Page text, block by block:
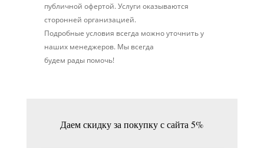
публичной офертой. Услуги оказываются
сторонней организацией.
Подробные условия всегда можно уточнить у
наших менеджеров. Мы всегда
будем рады помочь!
Даем скидку за покупку с сайта 5%